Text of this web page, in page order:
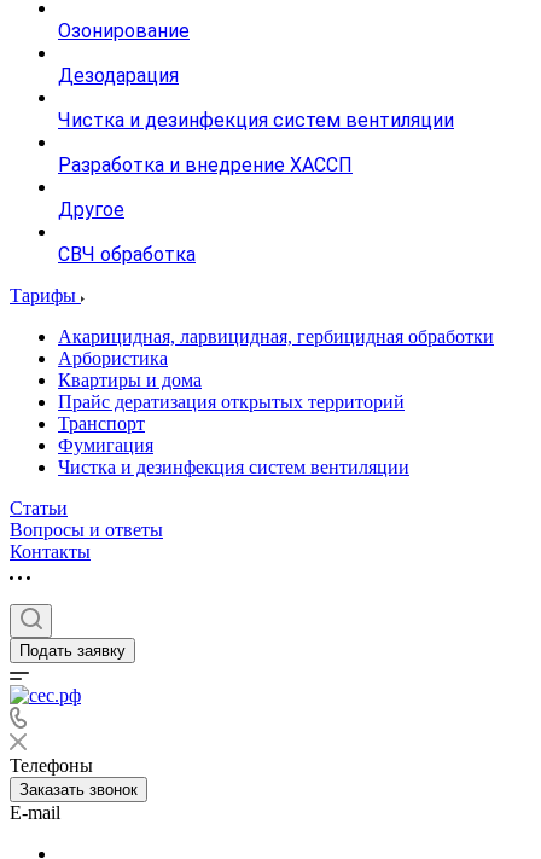
Озонирование
Дезодарация
Чистка и дезинфекция систем вентиляции
Разработка и внедрение ХАССП
Другое
СВЧ обработка
Тарифы
Акарицидная, ларвицидная, гербицидная обработки
Арбористика
Квартиры и дома
Прайс дератизация открытых территорий
Транспорт
Фумигация
Чистка и дезинфекция систем вентиляции
Статьи
Вопросы и ответы
Контакты
Подать заявку
Телефоны
Заказать звонок
E-mail